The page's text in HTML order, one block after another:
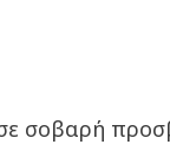
σε σοβαρή